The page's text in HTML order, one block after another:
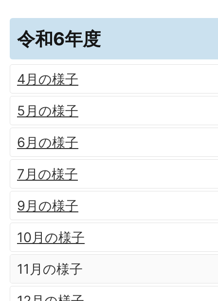
令和6年度
4月の様子
5月の様子
6月の様子
7月の様子
9月の様子
10月の様子
11月の様子